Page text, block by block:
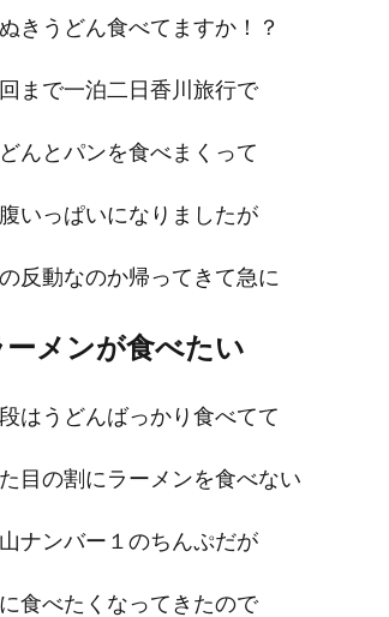
きうどん食べてますか！？
まで一泊二日香川旅行で
んとパンを食べまくって
いっぱいになりましたが
反動なのか帰ってきて急に
ーメンが食べたい
はうどんばっかり食べてて
目の割にラーメンを食べない
ナンバー１のちんぷだが
食べたくなってきたので